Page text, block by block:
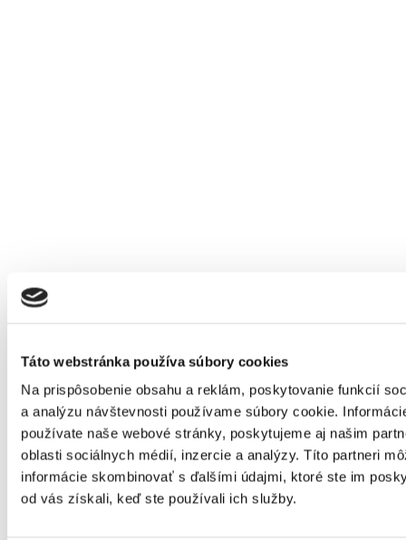
Táto webstránka používa súbory cookies
Na prispôsobenie obsahu a reklám, poskytovanie funkcií
a analýzu návštevnosti používame súbory cookie.
používate naše webové stránky, poskytujeme aj našim
oblasti sociálnych médií, inzercie a analýzy. Títo partneri
informácie skombinovať s ďalšími údajmi, ktoré ste im
od vás získali, keď ste používali ich služby.
Domov
Produkty